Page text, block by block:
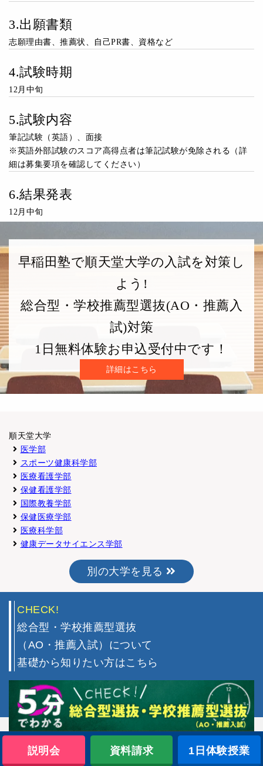
3.出願書類
志願理由書、推薦状、自己PR書、資格など
4.試験時期
12月中旬
5.試験内容
筆記試験（英語）、面接
※英語外部試験のスコア高得点者は筆記試験が免除される（詳
細は募集要項を確認してください）
6.結果発表
12月中旬
早稲田塾で順天堂大学の入試を対策し
よう!
総合型・学校推薦型選抜(AO・推薦入
試)対策
1日無料体験お申込受付中です！
詳細はこちら
順天堂大学
医学部
スポーツ健康科学部
医療看護学部
保健看護学部
国際教養学部
保健医療学部
医療科学部
健康データサイエンス学部
別の大学を見る
CHECK!
総合型・学校推薦型選抜
（AO・推薦入試）について
基礎から知りたい方はこちら
説明会 資料請求 1日体験授業